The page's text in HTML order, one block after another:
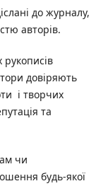
до журналу,
авторів.
довіряють
і творчих
та
чи
будь-якої